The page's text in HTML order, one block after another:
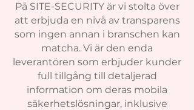
På SITE-SECURITY är vi stolta över
att erbjuda en nivå av transparens
som ingen annan i branschen kan
matcha. Vi är den enda
leverantören som erbjuder kunder
full tillgång till detaljerad
information om deras mobila
säkerhetslösningar, inklusive